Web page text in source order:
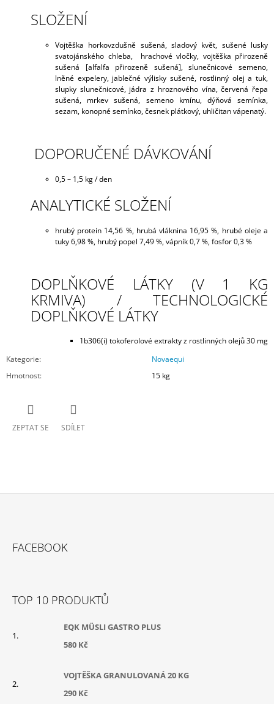
SLOŽENÍ
Vojtěška horkovzdušně sušená, sladový květ, sušené lusky
svatojánského chleba, hrachové vločky, vojtěška přirozeně
sušená [alfalfa přirozeně sušená], slunečnicové semeno,
lněné expelery, jablečné výlisky sušené, rostlinný olej a tuk,
slupky slunečnicové, jádra z hroznového vína, červená řepa
sušená, mrkev sušená, semeno kmínu, dýňová semínka,
sezam, konopné semínko, česnek plátkový, uhličitan vápenatý.
DOPORUČENÉ DÁVKOVÁNÍ
0,5 – 1,5 kg / den
ANALYTICKÉ SLOŽENÍ
hrubý protein 14,56 %, hrubá vláknina 16,95 %, hrubé oleje a
tuky 6,98 %, hrubý popel 7,49 %, vápník 0,7 %, fosfor 0,3 %
DOPLŇKOVÉ LÁTKY (V 1 KG
KRMIVA) / TECHNOLOGICKÉ
DOPLŇKOVÉ LÁTKY
1b306(i) tokoferolové extrakty z rostlinných olejů 30 mg
Kategorie:
Novaequi
Hmotnost: 15 kg
ZEPTAT SE SDÍLET
FACEBOOK
TOP 10 PRODUKTŮ
EQK MÜSLI GASTRO PLUS
580 Kč
VOJTĚŠKA GRANULOVANÁ 20 KG
290 Kč